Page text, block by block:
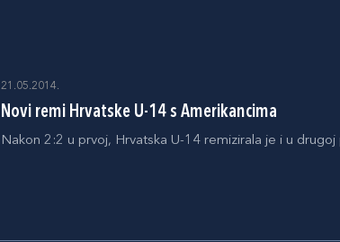
21.05.2014.
Novi remi Hrvatske U-14 s Amerikancima
Nakon 2:2 u prvoj, Hrvatska U-14 remizirala je i u